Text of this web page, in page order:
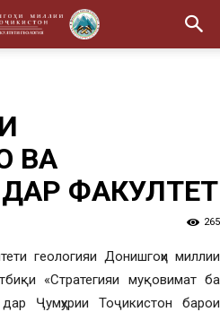
ВА
ФАКУЛТЕТ
265
геологияи Донишгоҳи миллии
«Стратегияи муқовимат ба
Ҷумҳурии Тоҷикистон барои